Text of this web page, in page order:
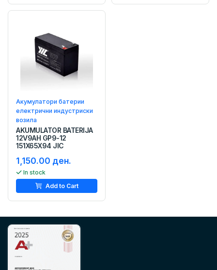
Акумулатори батерии
електрични индустриски
возила
AKUMULATOR BATERIJA
12V9AH GP9-12
151X65X94 JIC
1,150.00 ден.
In stock
Add to Cart